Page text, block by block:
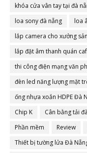
khóa cửa vân tay tại đà
loa sony đà nẵng
loa
lắp camera cho xưởng
lắp đặt âm thanh quán
thi công điện mạng văn
đèn led năng lượng mặt
ống nhựa xoắn HDPE Đà
Chip K
Cân bằng tải
Phần mềm
Review
Thiết bị tường lửa Đà